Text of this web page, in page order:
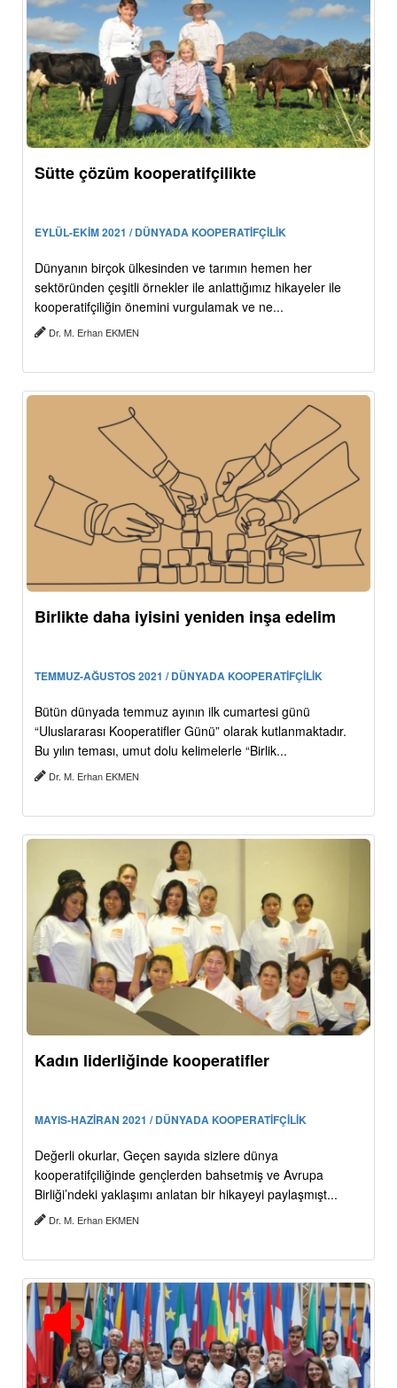
Sütte çözüm kooperatifçilikte
EYLÜL-EKİM 2021 / DÜNYADA KOOPERATİFÇİLİK
Dünyanın birçok ülkesinden ve tarımın hemen her
sektöründen çeşitli örnekler ile anlattığımız hikayeler ile
kooperatifçiliğin önemini vurgulamak ve ne...
Dr. M. Erhan EKMEN
Birlikte daha iyisini yeniden inşa edelim
TEMMUZ-AĞUSTOS 2021 / DÜNYADA KOOPERATİFÇİLİK
Bütün dünyada temmuz ayının ilk cumartesi günü
“Uluslararası Kooperatifler Günü” olarak kutlanmaktadır.
Bu yılın teması, umut dolu kelimelerle “Birlik...
Dr. M. Erhan EKMEN
Kadın liderliğinde kooperatifler
MAYIS-HAZİRAN 2021 / DÜNYADA KOOPERATİFÇİLİK
Değerli okurlar, Geçen sayıda sizlere dünya
kooperatifçiliğinde gençlerden bahsetmiş ve Avrupa
Birliği’ndeki yaklaşımı anlatan bir hikayeyi paylaşmışt...
Dr. M. Erhan EKMEN